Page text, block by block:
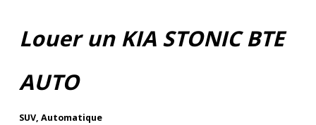
Louer un KIA STONIC BTE
AUTO
SUV, Automatique